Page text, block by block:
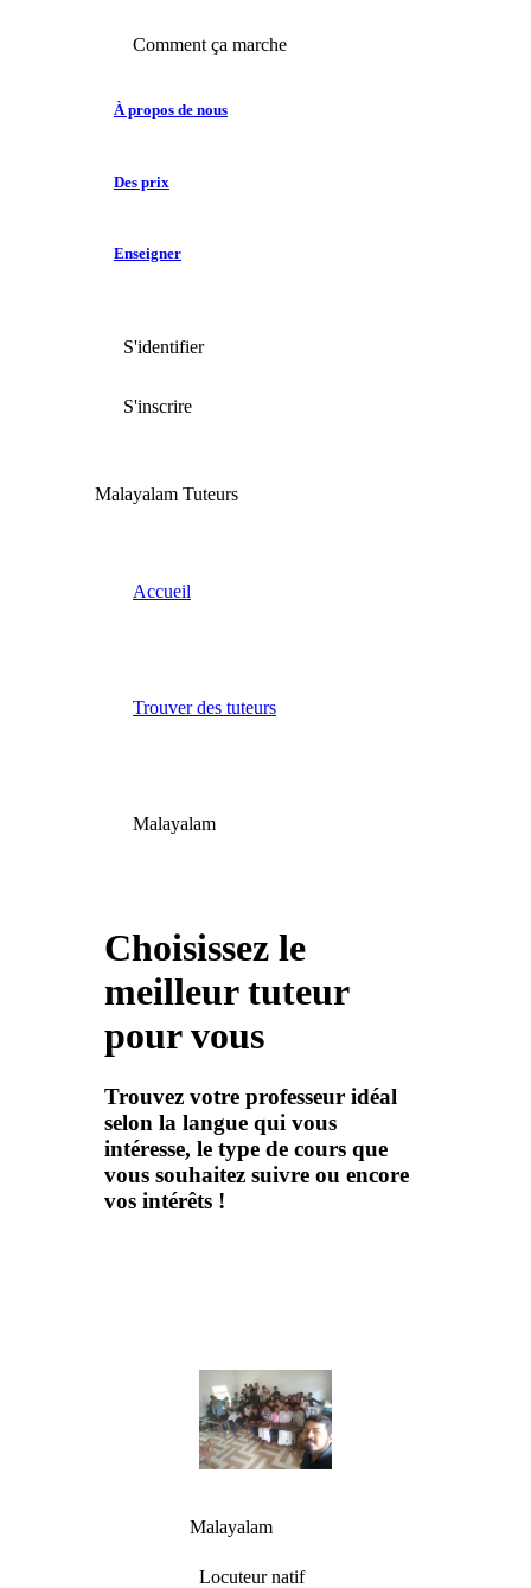
Comment ça marche
À propos de nous
Des prix
Enseigner
S'identifier
S'inscrire
Malayalam Tuteurs
Accueil
Trouver des tuteurs
Malayalam
Choisissez le
meilleur tuteur
pour vous
Trouvez votre professeur idéal
selon la langue qui vous
intéresse, le type de cours que
vous souhaitez suivre ou encore
vos intérêts !
Malayalam
Locuteur natif